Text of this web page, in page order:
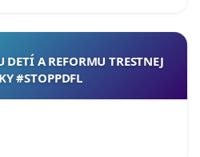
A REFORMU TRESTNEJ
#STOPPDFL